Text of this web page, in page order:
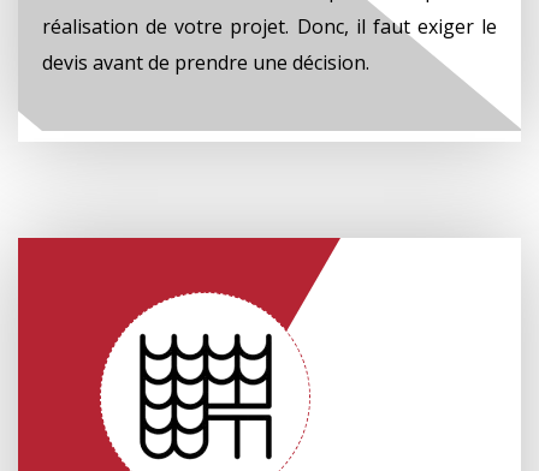
réalisation de votre projet. Donc, il faut exiger le
devis avant de prendre une décision.